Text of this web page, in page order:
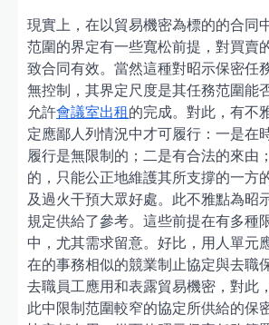
現實上，在以貿易機密為標的的合同
范圍的界定有一些寬松前提，對買賣
致合同有效。當然這種對昭示保密任
無控制，其界定尺度是其任務范圍能
允許會議室出租的完成。對此，有不
定應鄙人列情況中才可履行：一是在
履行是無限制的；二是有合法的來由
的，只能公正地維護其所支撐的一方
及過火干預大眾好處。此不雅點為昭
規定供給了參考。這些前提在有多種
中，尤其需求留意。好比，用人單元
在的事務相似的競業制止協定與去職
去職員工應用和表露貿易機密，對此
此中限制范圍較窄的協定所供給的保